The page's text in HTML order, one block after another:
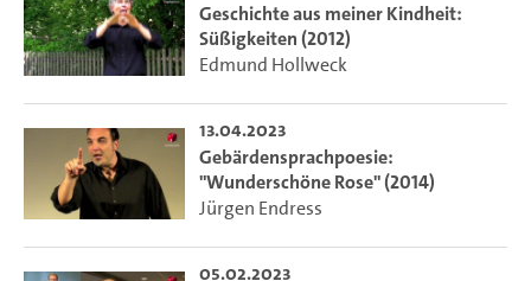
Geschichte aus meiner Kindheit:
Süßigkeiten (2012)
Edmund Hollweck
13.04.2023
Gebärdensprachpoesie:
"Wunderschöne Rose" (2014)
Jürgen Endress
05.02.2023